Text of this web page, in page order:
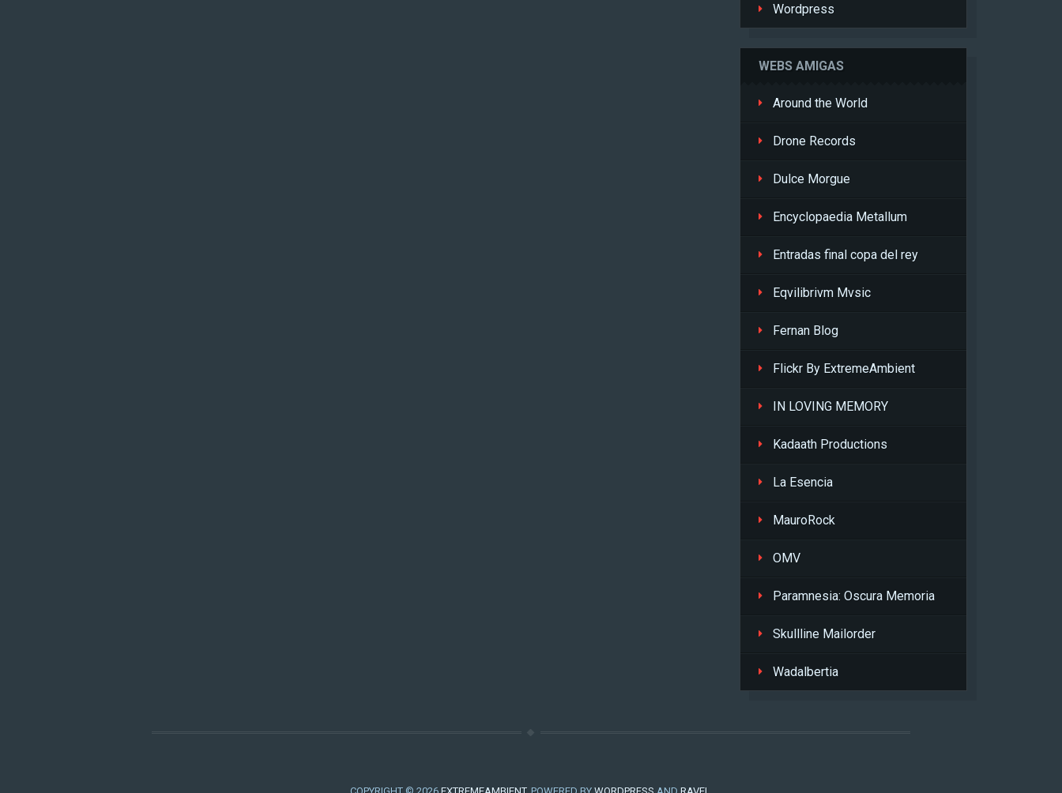
Wordpress
WEBS AMIGAS
Around the World
Drone Records
Dulce Morgue
Encyclopaedia Metallum
Entradas final copa del rey
Eqvilibrivm Mvsic
Fernan Blog
Flickr By ExtremeAmbient
IN LOVING MEMORY
Kadaath Productions
La Esencia
MauroRock
OMV
Paramnesia: Oscura Memoria
Skullline Mailorder
Wadalbertia